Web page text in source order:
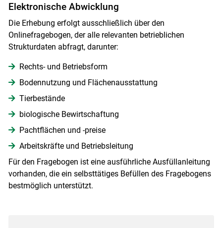
Skip to main content
Elektronische Abwicklung
Die Erhebung erfolgt ausschließlich über den
Onlinefragebogen, der alle relevanten betrieblichen
Strukturdaten abfragt, darunter:
Rechts- und Betriebsform
Bodennutzung und Flächenausstattung
Tierbestände
biologische Bewirtschaftung
Pachtflächen und -preise
Arbeitskräfte und Betriebsleitung
Für den Fragebogen ist eine ausführliche Ausfüllanleitung
vorhanden, die ein selbsttätiges Befüllen des Fragebogens
bestmöglich unterstützt.